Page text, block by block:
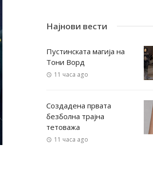
Најнови вести
Пустинската магија на
Тони Ворд
11 часа ago
Создадена првата
безболна трајна
тетоважа
11 часа ago